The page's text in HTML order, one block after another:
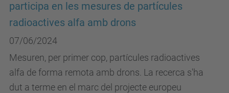
participa en les mesures de partícules
radioactives alfa amb drons
07/06/2024
Mesuren, per primer cop, partícules radioactives
alfa de forma remota amb drons. La recerca s'ha
dut a terme en el marc del projecte europeu